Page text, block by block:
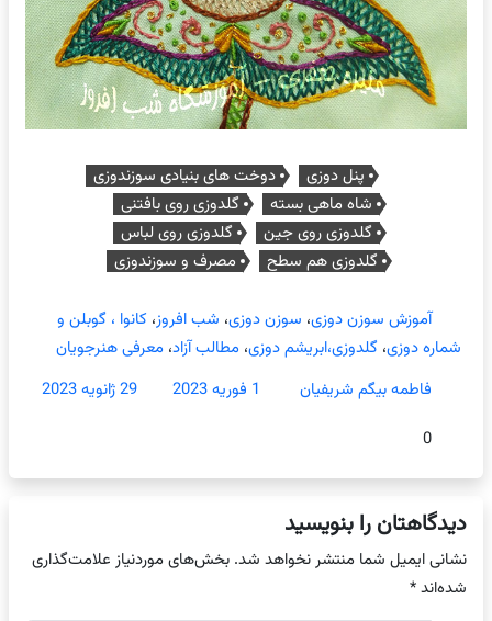
پنل دوزی
دوخت های بنیادی سوزندوزی
شاه ماهی بسته
گلدوزی روی بافتنی
گلدوزی روی جین
گلدوزی روی لباس
گلدوزی هم سطح
مصرف و سوزندوزی
آموزش سوزن دوزی، سوزن دوزی، شب افروز،کانوا ، گوبلن و
شماره دوزی،گلدوزی،ابریشم دوزی،مطالب آزاد،معرفی هنرجویان
فاطمه بیگم شریفیان
1 فوریه 2023
29 ژانویه 2023
0
دیدگاهتان را بنویسید
نشانی ایمیل شما منتشر نخواهد شد. بخش‌های موردنیاز علامت‌گذاری
شده‌اند*